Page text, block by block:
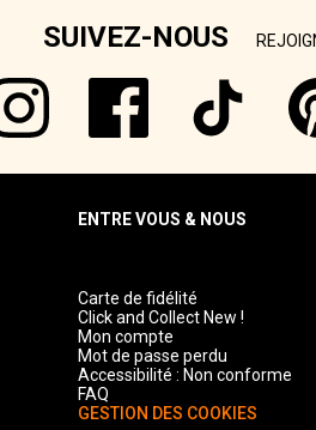
SUIVEZ-NOUS
ENTRE VOUS & NOUS
Carte de fidélité
Click and Collect New !
Mon compte
Mot de passe perdu
Accessibilité : Non conforme
FAQ
GESTION DES COOKIES